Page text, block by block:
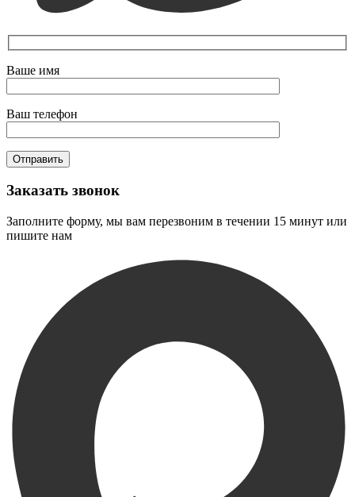
Ваше имя
Ваш телефон
Заказать звонок
Заполните форму, мы вам перезвоним в течении 15 минут или
пишите нам